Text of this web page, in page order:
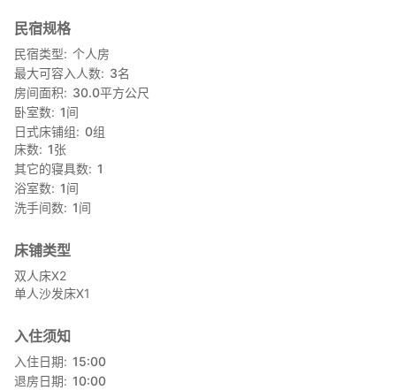
民宿规格
民宿类型
个人房
最大可容入人数
3名
房间面积
30.0平方公尺
卧室数 1间
日式床铺组
0组
床数 1张
其它的寝具数 1
浴室数 1间
洗手间数 1间
床铺类型
双人床X2
单人沙发床X1
入住须知
入住日期
15:00
退房日期
10:00